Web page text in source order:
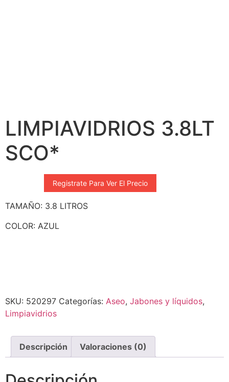
LIMPIAVIDRIOS 3.8LT
SCO*
Registrate Para Ver El Precio
TAMAÑO: 3.8 LITROS
COLOR: AZUL
SKU: 520297 Categorías: Aseo, Jabones y líquidos,
Limpiavidrios
Descripción Valoraciones (0)